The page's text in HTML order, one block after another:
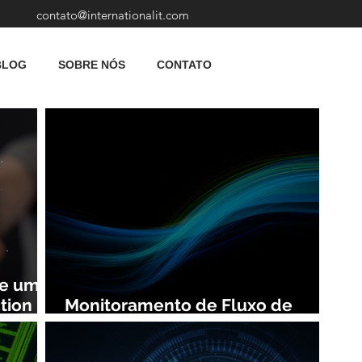
contato@internationalit.com
SOBRE NÓS CONTATO
uma
Monitoramento de Fluxo de
Rede: Vantagens e Benefícios